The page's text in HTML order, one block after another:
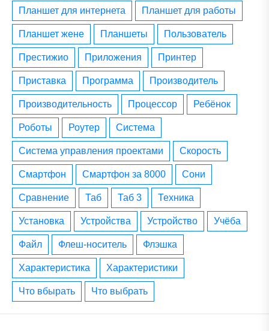
планшет для интернета планшет для работы
планшет жене планшеты пользователь
престижио приложения принтер
приставка программа производитель
производительность процессор ребёнок
роботы роутер система
система управления проектами скорость
смартфон смартфон за 8000 сони
сравнение таб таб 3 техника
установка устройства устройство учёба
файл флеш-носитель флэшка
характеристика характеристики
что вбырать что выбрать